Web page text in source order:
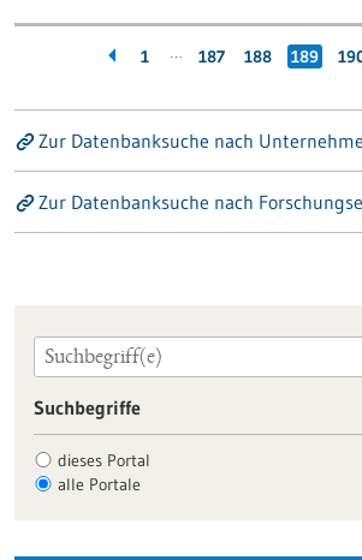
1 … 187 188 189
Zur Datenbanksuche nach
Zur Datenbanksuche nach
Suchbegriffe
dieses Portal
alle Portale